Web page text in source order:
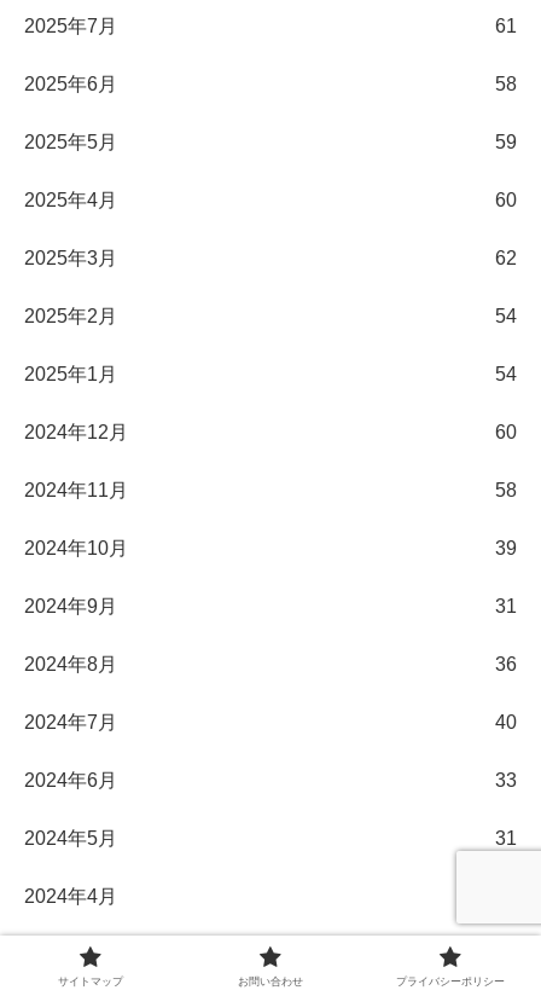
2025年7月 61
2025年6月 58
2025年5月 59
2025年4月 60
2025年3月 62
2025年2月 54
2025年1月 54
2024年12月 60
2024年11月 58
2024年10月 39
2024年9月 31
2024年8月 36
2024年7月 40
2024年6月 33
2024年5月 31
2024年4月
2024年3月
サイトマップ お問い合わせ プライバシーポリシー